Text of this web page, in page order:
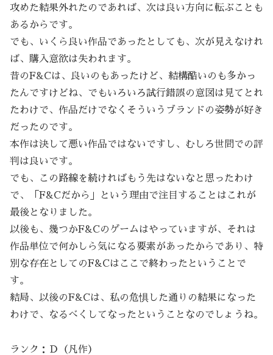
攻めた結果外れたのであれば、次は良い方向に転ぶことも
あるからです。
でも、いくら良い作品であったとしても、次が見えなけれ
ば、購入意欲は失われます。
昔のF&Cは、良いのもあったけど、結構酷いのも多かっ
たんですけどね、でもいろいろ試行錯誤の意図は見てとれ
たわけで、作品だけでなくそういうブランドの姿勢が好き
だったのです。
本作は決して悪い作品ではないですし、むしろ世間での評
判は良いです。
でも、この路線を続ければもう先はないなと思ったわけ
で、「F&Cだから」という理由で注目することはこれが
最後となりました。
以後も、幾つかF&Cのゲームはやっていますが、それは
作品単位で何かしら気になる要素があったからであり、特
別な存在としてのF&Cはここで終わったということで
す。
結局、以後のF&Cは、私の危惧した通りの結果になった
わけで、なるべくしてなったということなのでしょうね。
ランク：Ｄ（凡作）